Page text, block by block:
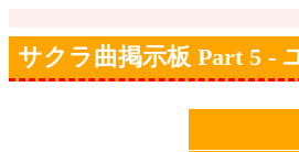
サクラ曲掲示板 Part 5 -